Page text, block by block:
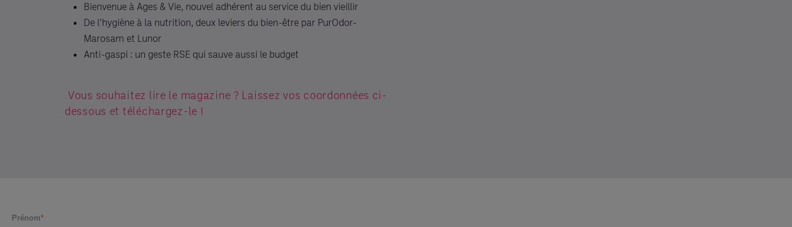
Bienvenue à Ages & Vie, nouvel adhérent au service du bien vieillir
De l’hygiène à la nutrition, deux leviers du bien-être par PurOdor-
Marosam et Lunor
Anti-gaspi : un geste RSE qui sauve aussi le budget
Vous souhaitez lire le magazine ? Laissez vos coordonnées ci-
dessous et téléchargez-le !